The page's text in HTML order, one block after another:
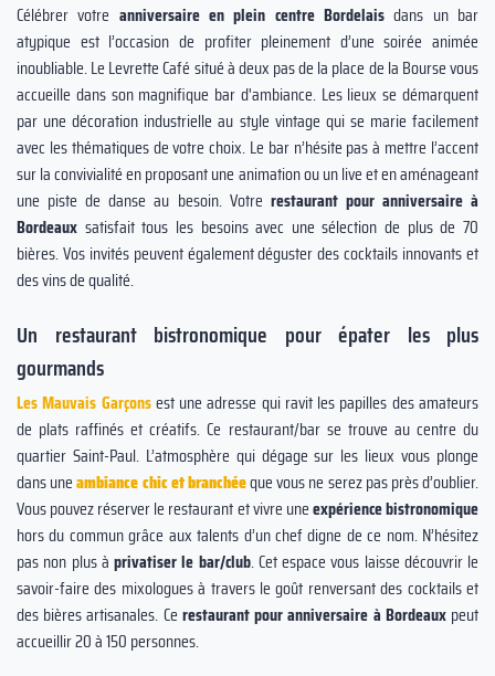
Célébrer votre anniversaire en plein centre Bordelais dans un bar
atypique est l’occasion de profiter pleinement d’une soirée animée
inoubliable. Le Levrette Café situé à deux pas de la place de la Bourse vous
accueille dans son magnifique bar d'ambiance. Les lieux se démarquent
par une décoration industrielle au style vintage qui se marie facilement
avec les thématiques de votre choix. Le bar n’hésite pas à mettre l’accent
sur la convivialité en proposant une animation ou un live et en aménageant
une piste de danse au besoin. Votre restaurant pour anniversaire à
Bordeaux satisfait tous les besoins avec une sélection de plus de 70
bières. Vos invités peuvent également déguster des cocktails innovants et
des vins de qualité.
Un restaurant bistronomique pour épater les plus
gourmands
Les Mauvais Garçonsest une adresse qui ravit les papilles des amateurs
de plats raffinés et créatifs. Ce restaurant/bar se trouve au centre du
quartier Saint-Paul. L’atmosphère qui dégage sur les lieux vous plonge
dans uneambiance chic et branchéeque vous ne serez pas près d’oublier.
Vous pouvez réserver le restaurant et vivre uneexpérience bistronomique
hors du commun grâce aux talents d’un chef digne de ce nom. N’hésitez
pas non plus à privatiser le bar/club. Cet espace vous laisse découvrir le
savoir-faire des mixologues à travers le goût renversant des cocktails et
des bières artisanales. Ce restaurant pour anniversaire à Bordeauxpeut
accueillir 20 à 150 personnes.